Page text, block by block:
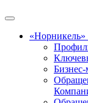
«Норникель»
Бизнес-